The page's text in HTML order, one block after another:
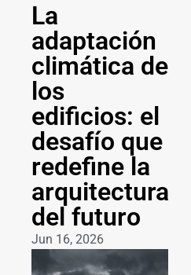
La
adaptación
climática de
los
edificios: el
desafío que
redefine la
arquitectura
del futuro
Jun 16, 2026